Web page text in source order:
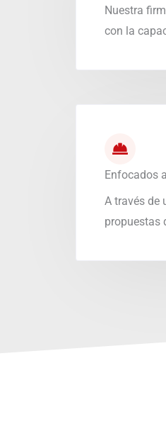
Nuestra
con la
Enfocados
A través de
propuestas